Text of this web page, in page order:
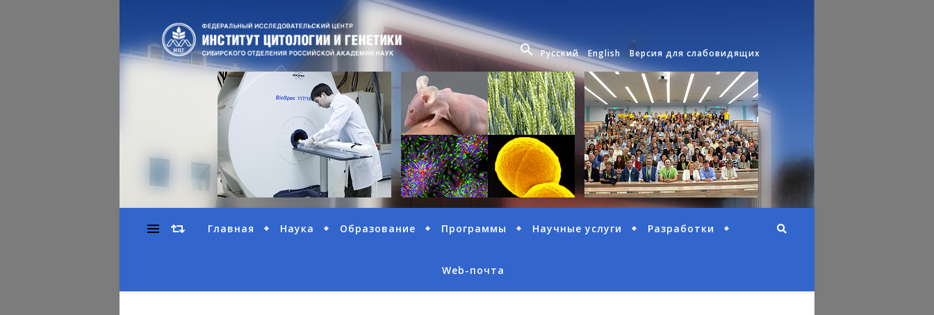
Русский English Версия для слабовидящих
Главная Наука Образование Программы Научные услуги Разработки
Web-почта